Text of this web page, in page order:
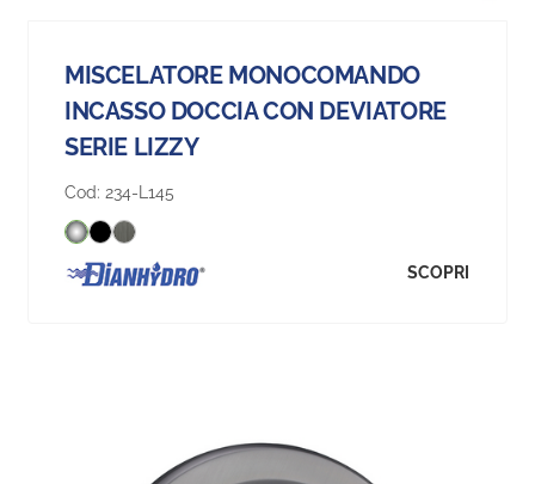
MISCELATORE MONOCOMANDO
INCASSO DOCCIA CON DEVIATORE
SERIE LIZZY
Cod: 234-L145
SCOPRI